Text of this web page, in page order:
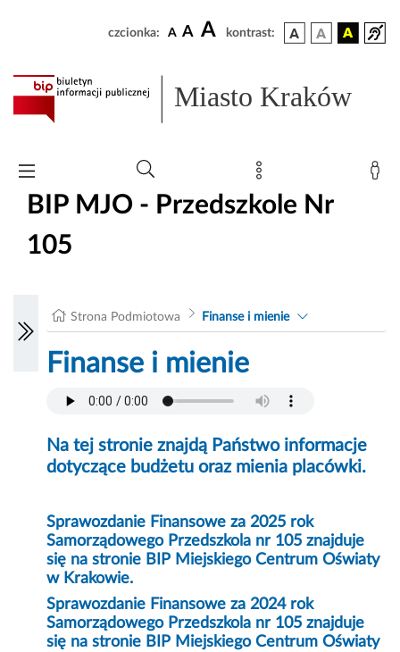
czcionka: A A A kontrast:
Miasto Kraków
BIP MJO - Przedszkole Nr
105
Strona Podmiotowa Finanse i mienie
Finanse i mienie
Na tej stronie znajdą Państwo informacje
dotyczące budżetu oraz mienia placówki.
Sprawozdanie Finansowe za 2025 rok
Samorządowego Przedszkola nr 105 znajduje
się na stronie BIP Miejskiego Centrum Oświaty
w Krakowie.
Sprawozdanie Finansowe za 2024 rok
Samorządowego Przedszkola nr 105 znajduje
się na stronie BIP Miejskiego Centrum Oświaty